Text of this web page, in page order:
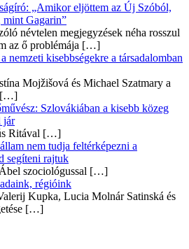
„Amikor eljöttem az Új Szóból,
mint Gagarin”
névtelen megjegyzések néha rosszul
az ő problémája […]
nemzeti kisebbségekre a társadalomban
Mojžišová és Michael Szatmary a
[…]
Szlovákiában a kisebb közeg
jár
Ritával […]
nem tudja feltérképezni a
segíteni rajtuk
szociológussal […]
régióink
Kupka, Lucia Molnár Satinská és
[…]